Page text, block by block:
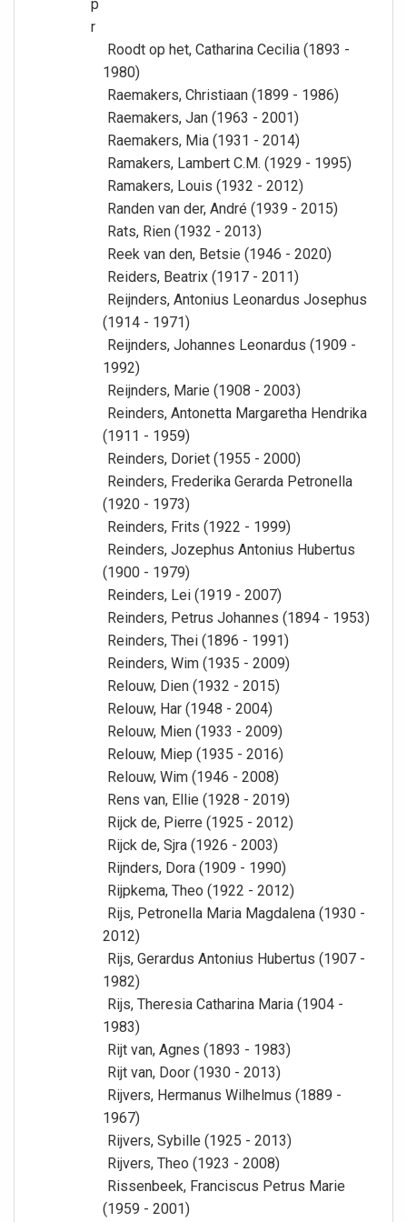
p
r
Roodt op het, Catharina Cecilia (1893 -
1980)
Raemakers, Christiaan (1899 - 1986)
Raemakers, Jan (1963 - 2001)
Raemakers, Mia (1931 - 2014)
Ramakers, Lambert C.M. (1929 - 1995)
Ramakers, Louis (1932 - 2012)
Randen van der, André (1939 - 2015)
Rats, Rien (1932 - 2013)
Reek van den, Betsie (1946 - 2020)
Reiders, Beatrix (1917 - 2011)
Reijnders, Antonius Leonardus Josephus
(1914 - 1971)
Reijnders, Johannes Leonardus (1909 -
1992)
Reijnders, Marie (1908 - 2003)
Reinders, Antonetta Margaretha Hendrika
(1911 - 1959)
Reinders, Doriet (1955 - 2000)
Reinders, Frederika Gerarda Petronella
(1920 - 1973)
Reinders, Frits (1922 - 1999)
Reinders, Jozephus Antonius Hubertus
(1900 - 1979)
Reinders, Lei (1919 - 2007)
Reinders, Petrus Johannes (1894 - 1953)
Reinders, Thei (1896 - 1991)
Reinders, Wim (1935 - 2009)
Relouw, Dien (1932 - 2015)
Relouw, Har (1948 - 2004)
Relouw, Mien (1933 - 2009)
Relouw, Miep (1935 - 2016)
Relouw, Wim (1946 - 2008)
Rens van, Ellie (1928 - 2019)
Rijck de, Pierre (1925 - 2012)
Rijck de, Sjra (1926 - 2003)
Rijnders, Dora (1909 - 1990)
Rijpkema, Theo (1922 - 2012)
Rijs, Petronella Maria Magdalena (1930 -
2012)
Rijs, Gerardus Antonius Hubertus (1907 -
1982)
Rijs, Theresia Catharina Maria (1904 -
1983)
Rijt van, Agnes (1893 - 1983)
Rijt van, Door (1930 - 2013)
Rijvers, Hermanus Wilhelmus (1889 -
1967)
Rijvers, Sybille (1925 - 2013)
Rijvers, Theo (1923 - 2008)
Rissenbeek, Franciscus Petrus Marie
(1959 - 2001)